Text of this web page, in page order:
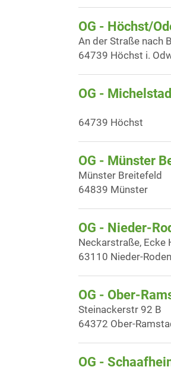
OG - Höchst/
An der Straße nach
64739 Höchst i.
OG -
64739 Höchst
OG - Münster
Münster Breitefeld
64839 Münster
OG - Nieder-
Neckarstraße, Ecke
63110 Nieder-Roden
OG - Ober-
Steinackerstr 92 B
64372 Ober-
OG -